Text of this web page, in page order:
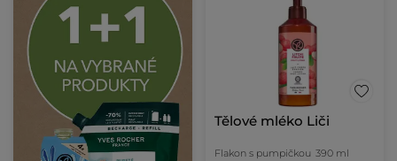
Tělové mléko Liči
Flakon s pumpičkou 390 ml